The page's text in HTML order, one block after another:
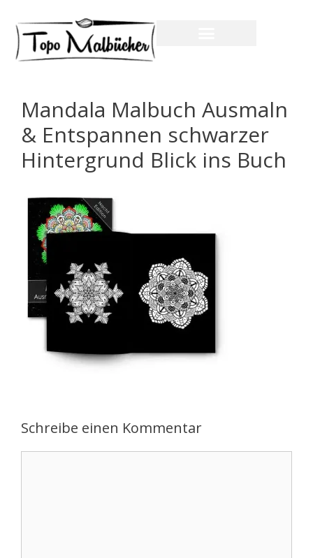
Mandala Malbuch Ausmaln
& Entspannen schwarzer
Hintergrund Blick ins Buch
Schreibe einen Kommentar